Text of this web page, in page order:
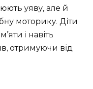
уяву, але й
моторику. Діти
і навіть
отримуючи від